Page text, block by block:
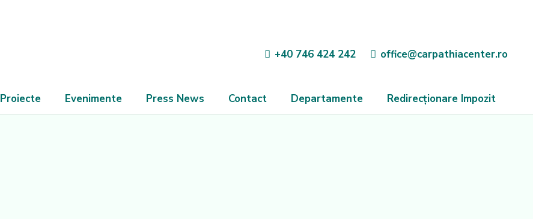
+40 746 424 242 office@carpathiacenter.ro
Proiecte Evenimente Press News Contact Departamente Redirecționare Impozit